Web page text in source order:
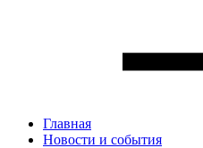
Главная
Новости и cобытия